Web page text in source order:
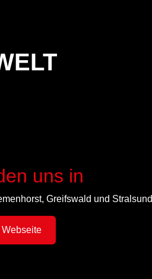
uns in
Greifswald und Stralsund
Webseite